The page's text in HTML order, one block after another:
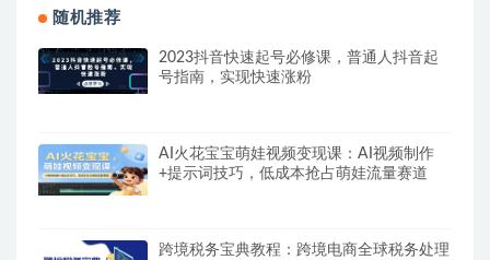
随机推荐
2023抖音快速起号必修课，普通人抖音起
号指南，实现快速涨粉
AI火花宝宝萌娃视频变现课：AI视频制作
+提示词技巧，低成本抢占萌娃流量赛道
跨境税务宝典教程：跨境电商全球税务处理